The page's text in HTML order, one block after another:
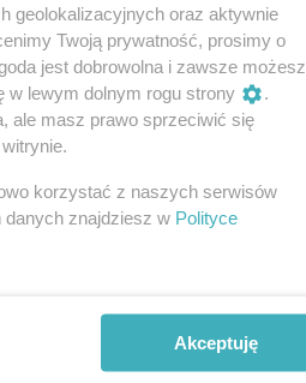
nr 46
a
IV
geolokalizacyjnych oraz aktywnie
Twoją prywatność, prosimy o
jest dobrowolna i zawsze możesz
w lewym dolnym rogu strony
.
ale masz prawo sprzeciwić się
korzystać z naszych serwisów
danych znajdziesz w Polityce
Akceptuję